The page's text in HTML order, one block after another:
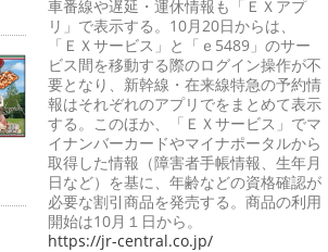
車番線や遅延・運休情報も「ＥＸアプ
リ」で表示する。10月20日からは、
「ＥＸサービス」と「ｅ5489」のサー
ビス間を移動する際のログイン操作が不
要となり、新幹線・在来線特急の予約情
報はそれぞれのアプリでをまとめて表示
する。このほか、「ＥＸサービス」でマ
イナンバーカードやマイナポータルから
取得した情報（障害者手帳情報、生年月
日など）を基に、年齢などの資格確認が
必要な割引商品を発売する。商品の利用
開始は10月１日から。
https://jr-central.co.jp/